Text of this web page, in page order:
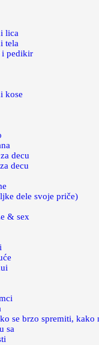
lica
tela
pedikir
kose
decu
decu
dele svoje priče)
& sex
se brzo spremiti, kako
sa